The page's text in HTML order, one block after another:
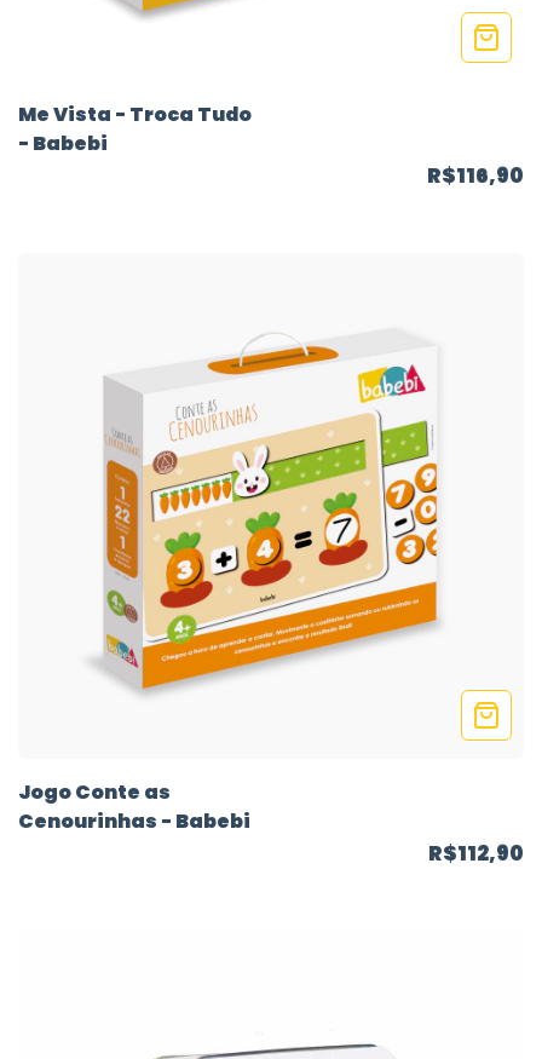
Me Vista - Troca Tudo
- Babebi
R$116,90
Jogo Conte as
Cenourinhas - Babebi
R$112,90